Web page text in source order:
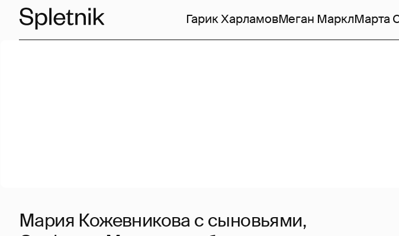
Гарик ХарламовМеган МарклМарта
Мария Кожевникова с сыновьями,